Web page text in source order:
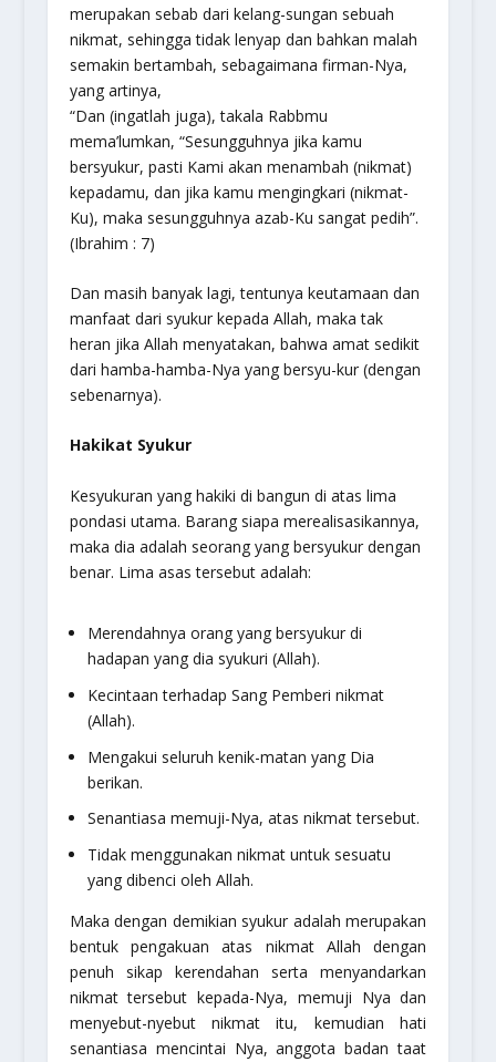
merupakan sebab dari kelang-sungan sebuah
nikmat, sehingga tidak lenyap dan bahkan malah
semakin bertambah, sebagaimana firman-Nya,
yang artinya,
“Dan (ingatlah juga), takala Rabbmu
mema’lumkan, “Sesungguhnya jika kamu
bersyukur, pasti Kami akan menambah (nikmat)
kepadamu, dan jika kamu mengingkari (nikmat-
Ku), maka sesungguhnya azab-Ku sangat pedih”.
(Ibrahim : 7)
Dan masih banyak lagi, tentunya keutamaan dan
manfaat dari syukur kepada Allah, maka tak
heran jika Allah menyatakan, bahwa amat sedikit
dari hamba-hamba-Nya yang bersyu-kur (dengan
sebenarnya).
Hakikat Syukur
Kesyukuran yang hakiki di bangun di atas lima
pondasi utama. Barang siapa merealisasikannya,
maka dia adalah seorang yang bersyukur dengan
benar. Lima asas tersebut adalah:
Merendahnya orang yang bersyukur di
hadapan yang dia syukuri (Allah).
Kecintaan terhadap Sang Pemberi nikmat
(Allah).
Mengakui seluruh kenik-matan yang Dia
berikan.
Senantiasa memuji-Nya, atas nikmat tersebut.
Tidak menggunakan nikmat untuk sesuatu
yang dibenci oleh Allah.
Maka dengan demikian syukur adalah merupakan
bentuk pengakuan atas nikmat Allah dengan
penuh sikap kerendahan serta menyandarkan
nikmat tersebut kepada-Nya, memuji Nya dan
menyebut-nyebut nikmat itu, kemudian hati
senantiasa mencintai Nya, anggota badan taat